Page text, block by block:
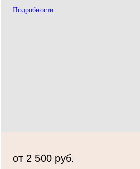
Подробности
от 2 500 руб.